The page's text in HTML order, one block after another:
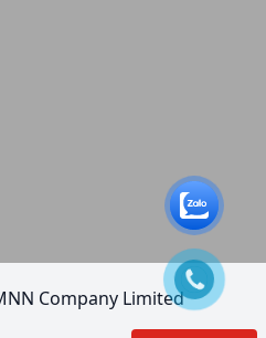
Company Limited